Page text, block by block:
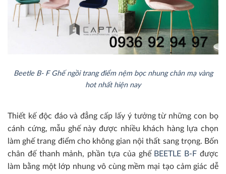
Beetle B- F Ghế ngồi trang điểm nệm bọc nhung chân mạ vàng
hot nhất hiện nay
Thiết kế độc đáo và đẳng cấp lấy ý tưởng từ những con bọ
cánh cứng, mẫu ghế này được nhiều khách hàng lựa chọn
làm ghế trang điểm cho không gian nội thất sang trọng. Bốn
chân đế thanh mảnh, phần tựa của ghế BEETLE B-F được
làm bằng một lớp nhung vô cùng mềm mại tạo cảm giác dễ